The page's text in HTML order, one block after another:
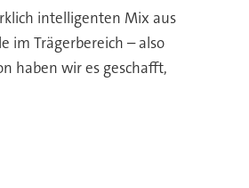
intelligenten Mix aus
im Trägerbereich – also
haben wir es geschafft,